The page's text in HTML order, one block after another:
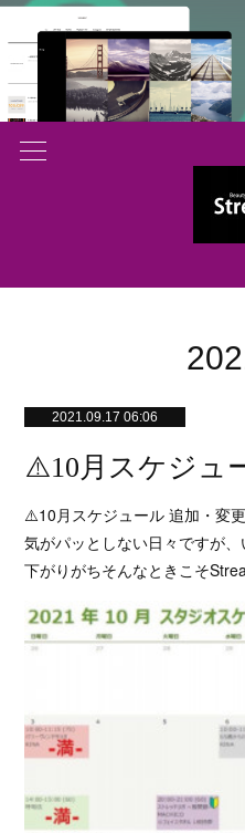
2021.09.17 06:06
⚠️10月スケジュール 追加・変
気がパッとしない日々ですが
下がりがちそんなときこそ